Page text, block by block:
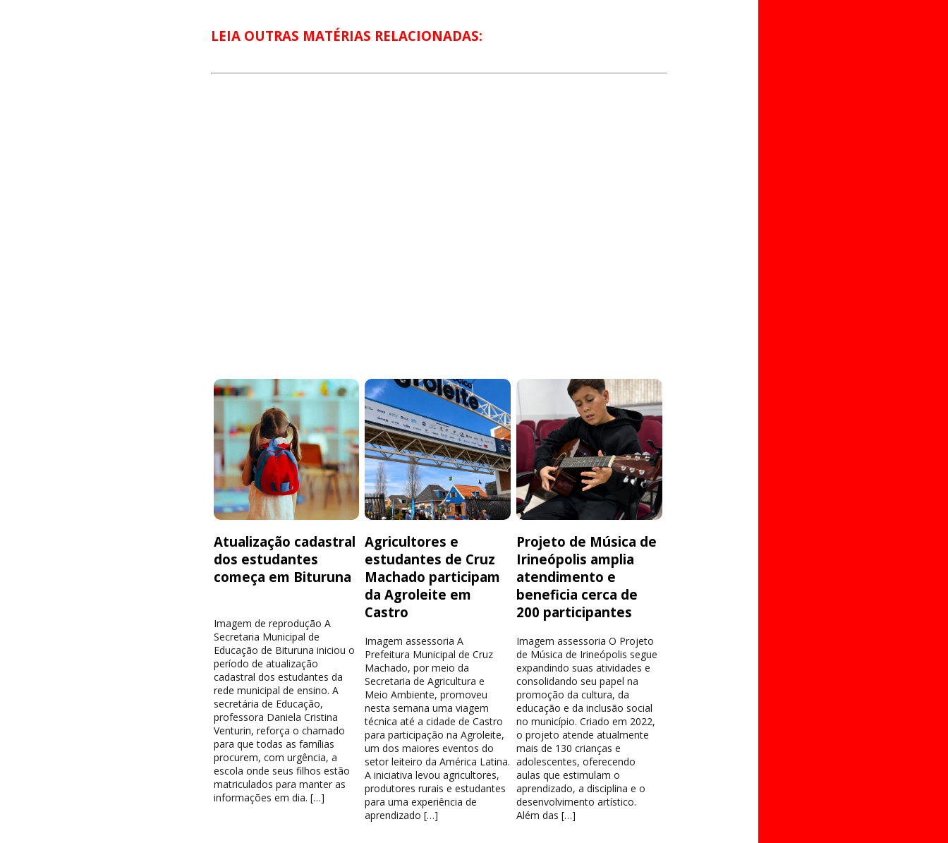
LEIA OUTRAS MATÉRIAS RELACIONADAS:
Atualização cadastral
dos estudantes
começa em Bituruna
Imagem de reprodução A
Secretaria Municipal de
Educação de Bituruna iniciou o
período de atualização
cadastral dos estudantes da
rede municipal de ensino. A
secretária de Educação,
professora Daniela Cristina
Venturin, reforça o chamado
para que todas as famílias
procurem, com urgência, a
escola onde seus filhos estão
matriculados para manter as
informações em dia. […]
Agricultores e
estudantes de Cruz
Machado participam
da Agroleite em
Castro
Imagem assessoria A
Prefeitura Municipal de Cruz
Machado, por meio da
Secretaria de Agricultura e
Meio Ambiente, promoveu
nesta semana uma viagem
técnica até a cidade de Castro
para participação na Agroleite,
um dos maiores eventos do
setor leiteiro da América Latina.
A iniciativa levou agricultores,
produtores rurais e estudantes
para uma experiência de
aprendizado […]
Projeto de Música de
Irineópolis amplia
atendimento e
beneficia cerca de
200 participantes
Imagem assessoria O Projeto
de Música de Irineópolis segue
expandindo suas atividades e
consolidando seu papel na
promoção da cultura, da
educação e da inclusão social
no município. Criado em 2022,
o projeto atende atualmente
mais de 130 crianças e
adolescentes, oferecendo
aulas que estimulam o
aprendizado, a disciplina e o
desenvolvimento artístico.
Além das […]